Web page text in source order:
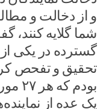
و از دخالت و
شما گلایه کنند،
گسترده در یکی
یک عده از